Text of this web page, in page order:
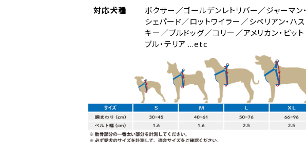
対応犬種
ボクサー／ゴールデンレトリバー／ジャーマン・
シェパード／ロットワイラー／シベリアン・ハス
キー／ブルドッグ／コリー／アメリカン・ピット
ブル・テリア ...etc